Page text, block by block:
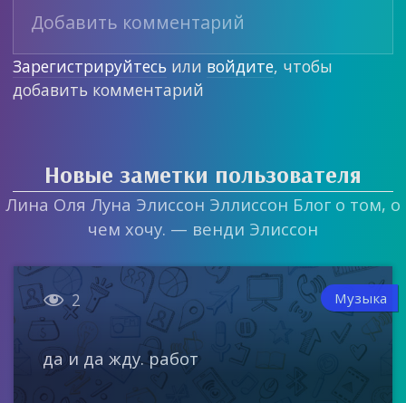
Зарегистрируйтесь или войдите, чтобы
добавить комментарий
Новые заметки пользователя
Лина Оля Луна Элиссон Эллиссон Блог о том, о
чем хочу. — венди Элиссон
 2 Музыка
да и да жду. работ